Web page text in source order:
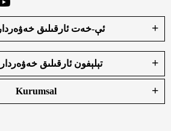
ئې-خەت ئارقىلىق
تېلېفون ئارقىلىق
Kurumsal